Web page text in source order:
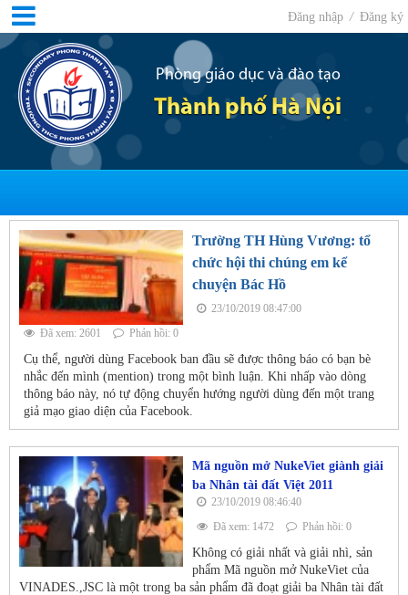
Phòng giáo dục và đào tạo
Thành phố Hà Nội
Đăng nhập / Đăng ký
Trường TH Hùng Vương: tổ
chức hội thi chúng em kể
chuyện Bác Hồ
23/10/2019 08:47:00
Đã xem: 2601
Phản hồi: 0
Cụ thể, người dùng Facebook ban đầu sẽ được thông báo có bạn bè
nhắc đến mình (mention) trong một bình luận. Khi nhấp vào dòng
thông báo này, nó tự động chuyển hướng người dùng đến một trang
giả mạo giao diện của Facebook.
Mã nguồn mở NukeViet giành giải
ba Nhân tài đất Việt 2011
23/10/2019 08:46:40
Đã xem: 1472
Phản hồi: 0
Không có giải nhất và giải nhì, sản
phẩm Mã nguồn mở NukeViet của
VINADES.,JSC là một trong ba sản phẩm đã đoạt giải ba Nhân tài đất